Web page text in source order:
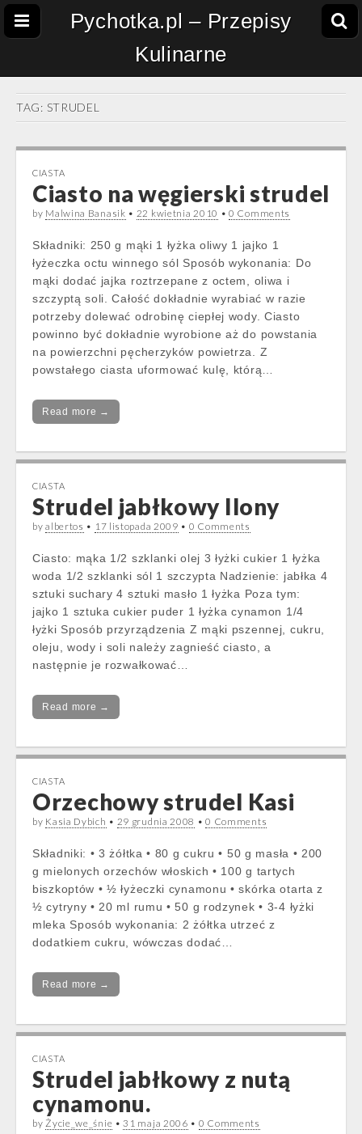
Pychotka.pl – Przepisy
Kulinarne
TAG: STRUDEL
CIASTA
Ciasto na węgierski strudel
by Malwina Banasik • 22 kwietnia 2010 •0 Comments
Składniki: 250 g mąki 1 łyżka oliwy 1 jajko 1
łyżeczka octu winnego sól Sposób wykonania: Do
mąki dodać jajka roztrzepane z octem, oliwa i
szczyptą soli. Całość dokładnie wyrabiać w razie
potrzeby dolewać odrobinę ciepłej wody. Ciasto
powinno być dokładnie wyrobione aż do powstania
na powierzchni pęcherzyków powietrza. Z
powstałego ciasta uformować kulę, którą…
Read more →
CIASTA
Strudel jabłkowy Ilony
byalbertos • 17 listopada 2009 • 0 Comments
Ciasto: mąka 1/2 szklanki olej 3 łyżki cukier 1 łyżka
woda 1/2 szklanki sól 1 szczypta Nadzienie: jabłka 4
sztuki suchary 4 sztuki masło 1 łyżka Poza tym:
jajko 1 sztuka cukier puder 1 łyżka cynamon 1/4
łyżki Sposób przyrządzenia Z mąki pszennej, cukru,
oleju, wody i soli należy zagnieść ciasto, a
następnie je rozwałkować…
Read more →
CIASTA
Orzechowy strudel Kasi
by Kasia Dybich • 29 grudnia 2008 •0 Comments
Składniki: • 3 żółtka • 80 g cukru • 50 g masła • 200
g mielonych orzechów włoskich • 100 g tartych
biszkoptów • ½ łyżeczki cynamonu • skórka otarta z
½ cytryny • 20 ml rumu • 50 g rodzynek • 3-4 łyżki
mleka Sposób wykonania: 2 żółtka utrzeć z
dodatkiem cukru, wówczas dodać…
Read more →
CIASTA
Strudel jabłkowy z nutą
cynamonu.
byŻycie_we_śnie •31 maja 2006 • 0 Comments